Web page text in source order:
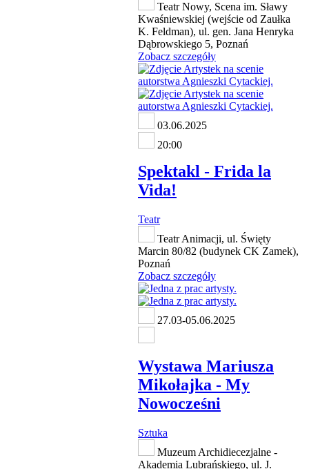
Teatr Nowy, Scena im. Sławy
Kwaśniewskiej (wejście od Zaułka
K. Feldman), ul. gen. Jana Henryka
Dąbrowskiego 5, Poznań
Zobacz szczegóły
03.06.2025
20:00
Spektakl - Frida la
Vida!
Teatr
Teatr Animacji, ul. Święty
Marcin 80/82 (budynek CK Zamek),
Poznań
Zobacz szczegóły
27.03-05.06.2025
Wystawa Mariusza
Mikołajka - My
Nowocześni
Sztuka
Muzeum Archidiecezjalne -
Akademia Lubrańskiego, ul. J.